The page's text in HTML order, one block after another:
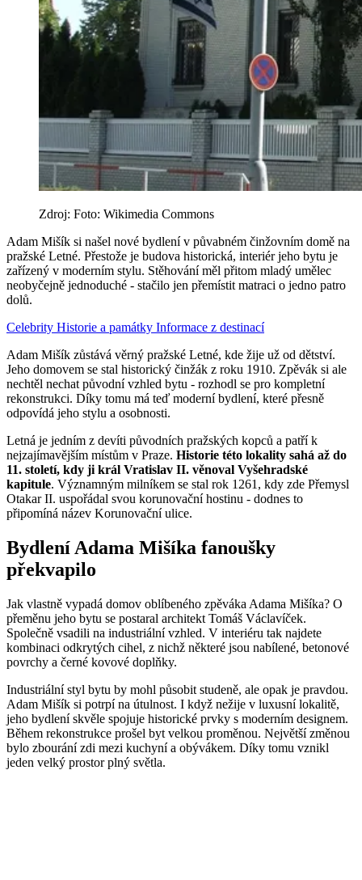
Zdroj: Foto: Wikimedia Commons
Adam Mišík si našel nové bydlení v půvabném činžovním domě na
pražské Letné. Přestože je budova historická, interiér jeho bytu je
zařízený v moderním stylu. Stěhování měl přitom mladý umělec
neobyčejně jednoduché - stačilo jen přemístit matraci o jedno patro
dolů.
Celebrity Historie a památky Informace z destinací
Adam Mišík zůstává věrný pražské Letné, kde žije už od dětství.
Jeho domovem se stal historický činžák z roku 1910. Zpěvák si ale
nechtěl nechat původní vzhled bytu - rozhodl se pro kompletní
rekonstrukci. Díky tomu má teď moderní bydlení, které přesně
odpovídá jeho stylu a osobnosti.
Letná je jedním z devíti původních pražských kopců a patří k
nejzajímavějším místům v Praze. Historie této lokality sahá až do
11. století, kdy ji král Vratislav II. věnoval Vyšehradské
kapitule. Významným milníkem se stal rok 1261, kdy zde Přemysl
Otakar II. uspořádal svou korunovační hostinu - dodnes to
připomíná název Korunovační ulice.
Bydlení Adama Mišíka fanoušky
překvapilo
Jak vlastně vypadá domov oblíbeného zpěváka Adama Mišíka? O
přeměnu jeho bytu se postaral architekt Tomáš Václavíček.
Společně vsadili na industriální vzhled. V interiéru tak najdete
kombinaci odkrytých cihel, z nichž některé jsou nabílené, betonové
povrchy a černé kovové doplňky.
Industriální styl bytu by mohl působit studeně, ale opak je pravdou.
Adam Mišík si potrpí na útulnost. I když nežije v luxusní lokalitě,
jeho bydlení skvěle spojuje historické prvky s moderním designem.
Během rekonstrukce prošel byt velkou proměnou. Největší změnou
bylo zbourání zdi mezi kuchyní a obývákem. Díky tomu vznikl
jeden velký prostor plný světla.